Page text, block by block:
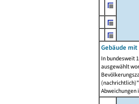
Gebäude
In bundesweit
ausgewählt
Abweichungen